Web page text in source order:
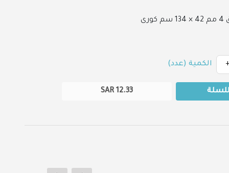
الكمية (عدد)
12.33
SAR